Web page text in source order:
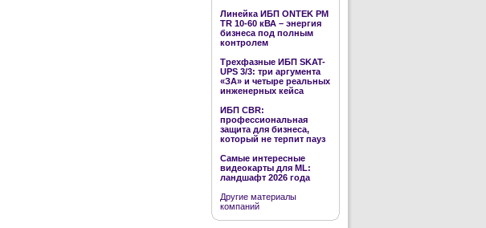
Линейка ИБП ONTEK PM
TR 10-60 кВА – энергия
бизнеса под полным
контролем
Трехфазные ИБП SKAT-
UPS 3/3: три аргумента
«ЗА» и четыре реальных
инженерных кейса
ИБП CBR:
профессиональная
защита для бизнеса,
который не терпит пауз
Самые интересные
видеокарты для ML:
ландшафт 2026 года
Другие материалы
компаний